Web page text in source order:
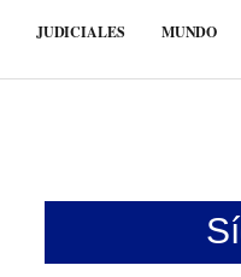
JUDICIALES MUNDO